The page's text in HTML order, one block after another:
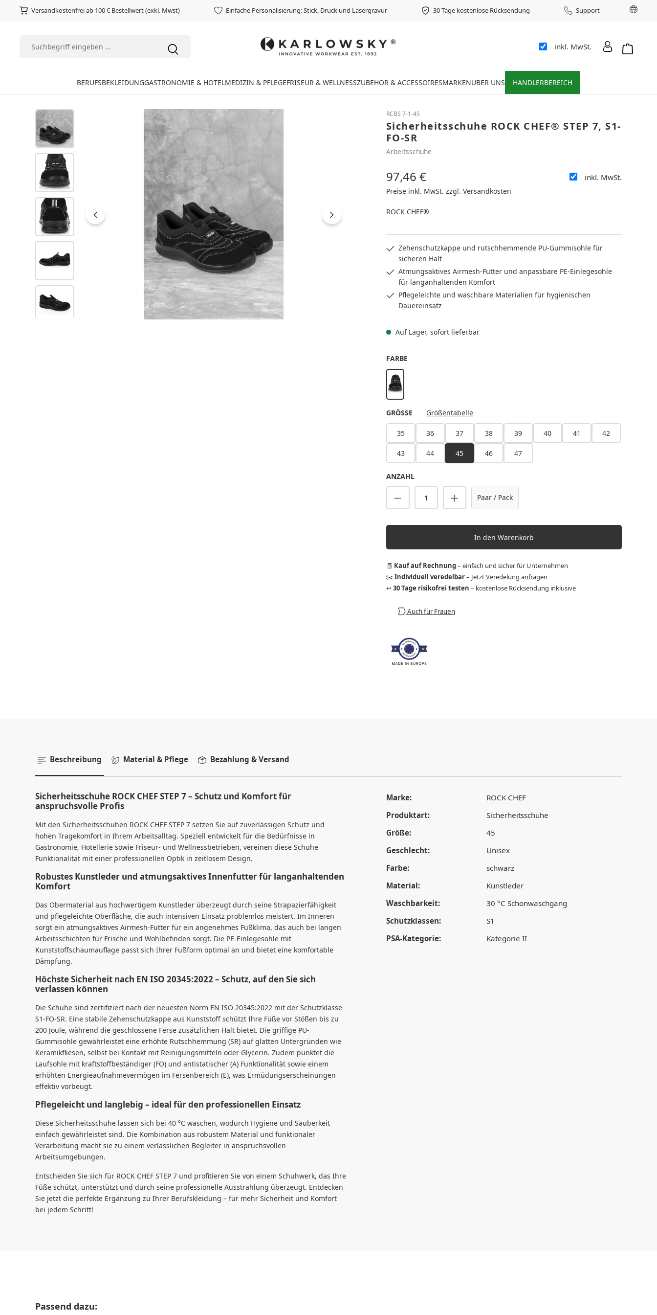
Versandkostenfrei ab 100 € Bestellwert (exkl. Mwst) Einfache Personalisierung: Stick, Druck und Lasergravur 30 Tage kostenlose Rücksendung Support
inkl. MwSt.
BERUFSBEKLEIDUNGGASTRONOMIE & HOTELMEDIZIN & PFLEGEFRISEUR & WELLNESSZUBEHÖR & ACCESSOIRESMARKENÜBER UNS HÄNDLERBEREICH
Bildergalerie überspringen RCBS 7-1-45
Sicherheitsschuhe ROCK CHEF® STEP 7, S1-
FO-SR
Arbeitsschuhe
Regulärer Preis:
97,46 € inkl. MwSt.
Preise inkl. MwSt. zzgl. Versandkosten
ROCK CHEF®
Zehenschutzkappe und rutschhemmende PU-Gummisohle für
sicheren Halt
Atmungsaktives Airmesh-Futter und anpassbare PE-Einlegesohle
für langanhaltenden Komfort
Pflegeleichte und waschbare Materialien für hygienischen
Dauereinsatz
Auf Lager, sofort lieferbar
FARBEAUSWÄHLEN
schwarz
GRÖSSE AUSWÄHLEN
Größentabelle
35 36 37 38 39 40 41 42
43 44 45 46 47
ANZAHL
Produkt Anzahl: Gib den gewünschten Wert
Paar / Pack
In den Warenkorb
🧾 Kauf auf Rechnung– einfach und sicher für Unternehmen
✂️ Individuell veredelbar– Jetzt Veredelung anfragen
↩️ 30 Tage risikofrei testen – kostenlose Rücksendung inklusive
Auch für Frauen
Beschreibung Material & Pflege Bezahlung & Versand
Sicherheitsschuhe ROCK CHEF STEP 7 – Schutz und Komfort für
anspruchsvolle Profis
Mit den Sicherheitsschuhen ROCK CHEF STEP 7 setzen Sie auf zuverlässigen Schutz und
hohen Tragekomfort in Ihrem Arbeitsalltag. Speziell entwickelt für die Bedürfnisse in
Gastronomie, Hotellerie sowie Friseur- und Wellnessbetrieben, vereinen diese Schuhe
Funktionalität mit einer professionellen Optik in zeitlosem Design.
Robustes Kunstleder und atmungsaktives Innenfutter für langanhaltenden
Komfort
Das Obermaterial aus hochwertigem Kunstleder überzeugt durch seine Strapazierfähigkeit
und pflegeleichte Oberfläche, die auch intensiven Einsatz problemlos meistert. Im Inneren
sorgt ein atmungsaktives Airmesh-Futter für ein angenehmes Fußklima, das auch bei langen
Arbeitsschichten für Frische und Wohlbefinden sorgt. Die PE-Einlegesohle mit
Kunststoffschaumauflage passt sich Ihrer Fußform optimal an und bietet eine komfortable
Dämpfung.
Höchste Sicherheit nach EN ISO 20345:2022 – Schutz, auf den Sie sich
verlassen können
Die Schuhe sind zertifiziert nach der neuesten Norm EN ISO 20345:2022 mit der Schutzklasse
S1-FO-SR. Eine stabile Zehenschutzkappe aus Kunststoff schützt Ihre Füße vor Stößen bis zu
200 Joule, während die geschlossene Ferse zusätzlichen Halt bietet. Die griffige PU-
Gummisohle gewährleistet eine erhöhte Rutschhemmung (SR) auf glatten Untergründen wie
Keramikfliesen, selbst bei Kontakt mit Reinigungsmitteln oder Glycerin. Zudem punktet die
Laufsohle mit kraftstoffbeständiger (FO) und antistatischer (A) Funktionalität sowie einem
erhöhten Energieaufnahmevermögen im Fersenbereich (E), was Ermüdungserscheinungen
effektiv vorbeugt.
Pflegeleicht und langlebig – ideal für den professionellen Einsatz
Diese Sicherheitsschuhe lassen sich bei 40 °C waschen, wodurch Hygiene und Sauberkeit
einfach gewährleistet sind. Die Kombination aus robustem Material und funktionaler
Verarbeitung macht sie zu einem verlässlichen Begleiter in anspruchsvollen
Arbeitsumgebungen.
Entscheiden Sie sich für ROCK CHEF STEP 7 und profitieren Sie von einem Schuhwerk, das Ihre
Füße schützt, unterstützt und durch seine professionelle Ausstrahlung überzeugt. Entdecken
Sie jetzt die perfekte Ergänzung zu Ihrer Berufskleidung – für mehr Sicherheit und Komfort
bei jedem Schritt!
Marke:
ROCK CHEF
Produktart:
Sicherheitsschuhe
Größe:
45
Geschlecht:
Unisex
Farbe:
schwarz
Material:
Kunstleder
Waschbarkeit:
30 °C Schonwaschgang
Schutzklassen:
S1
PSA-Kategorie:
Kategorie II
Produktgalerie überspringen
Passend dazu: